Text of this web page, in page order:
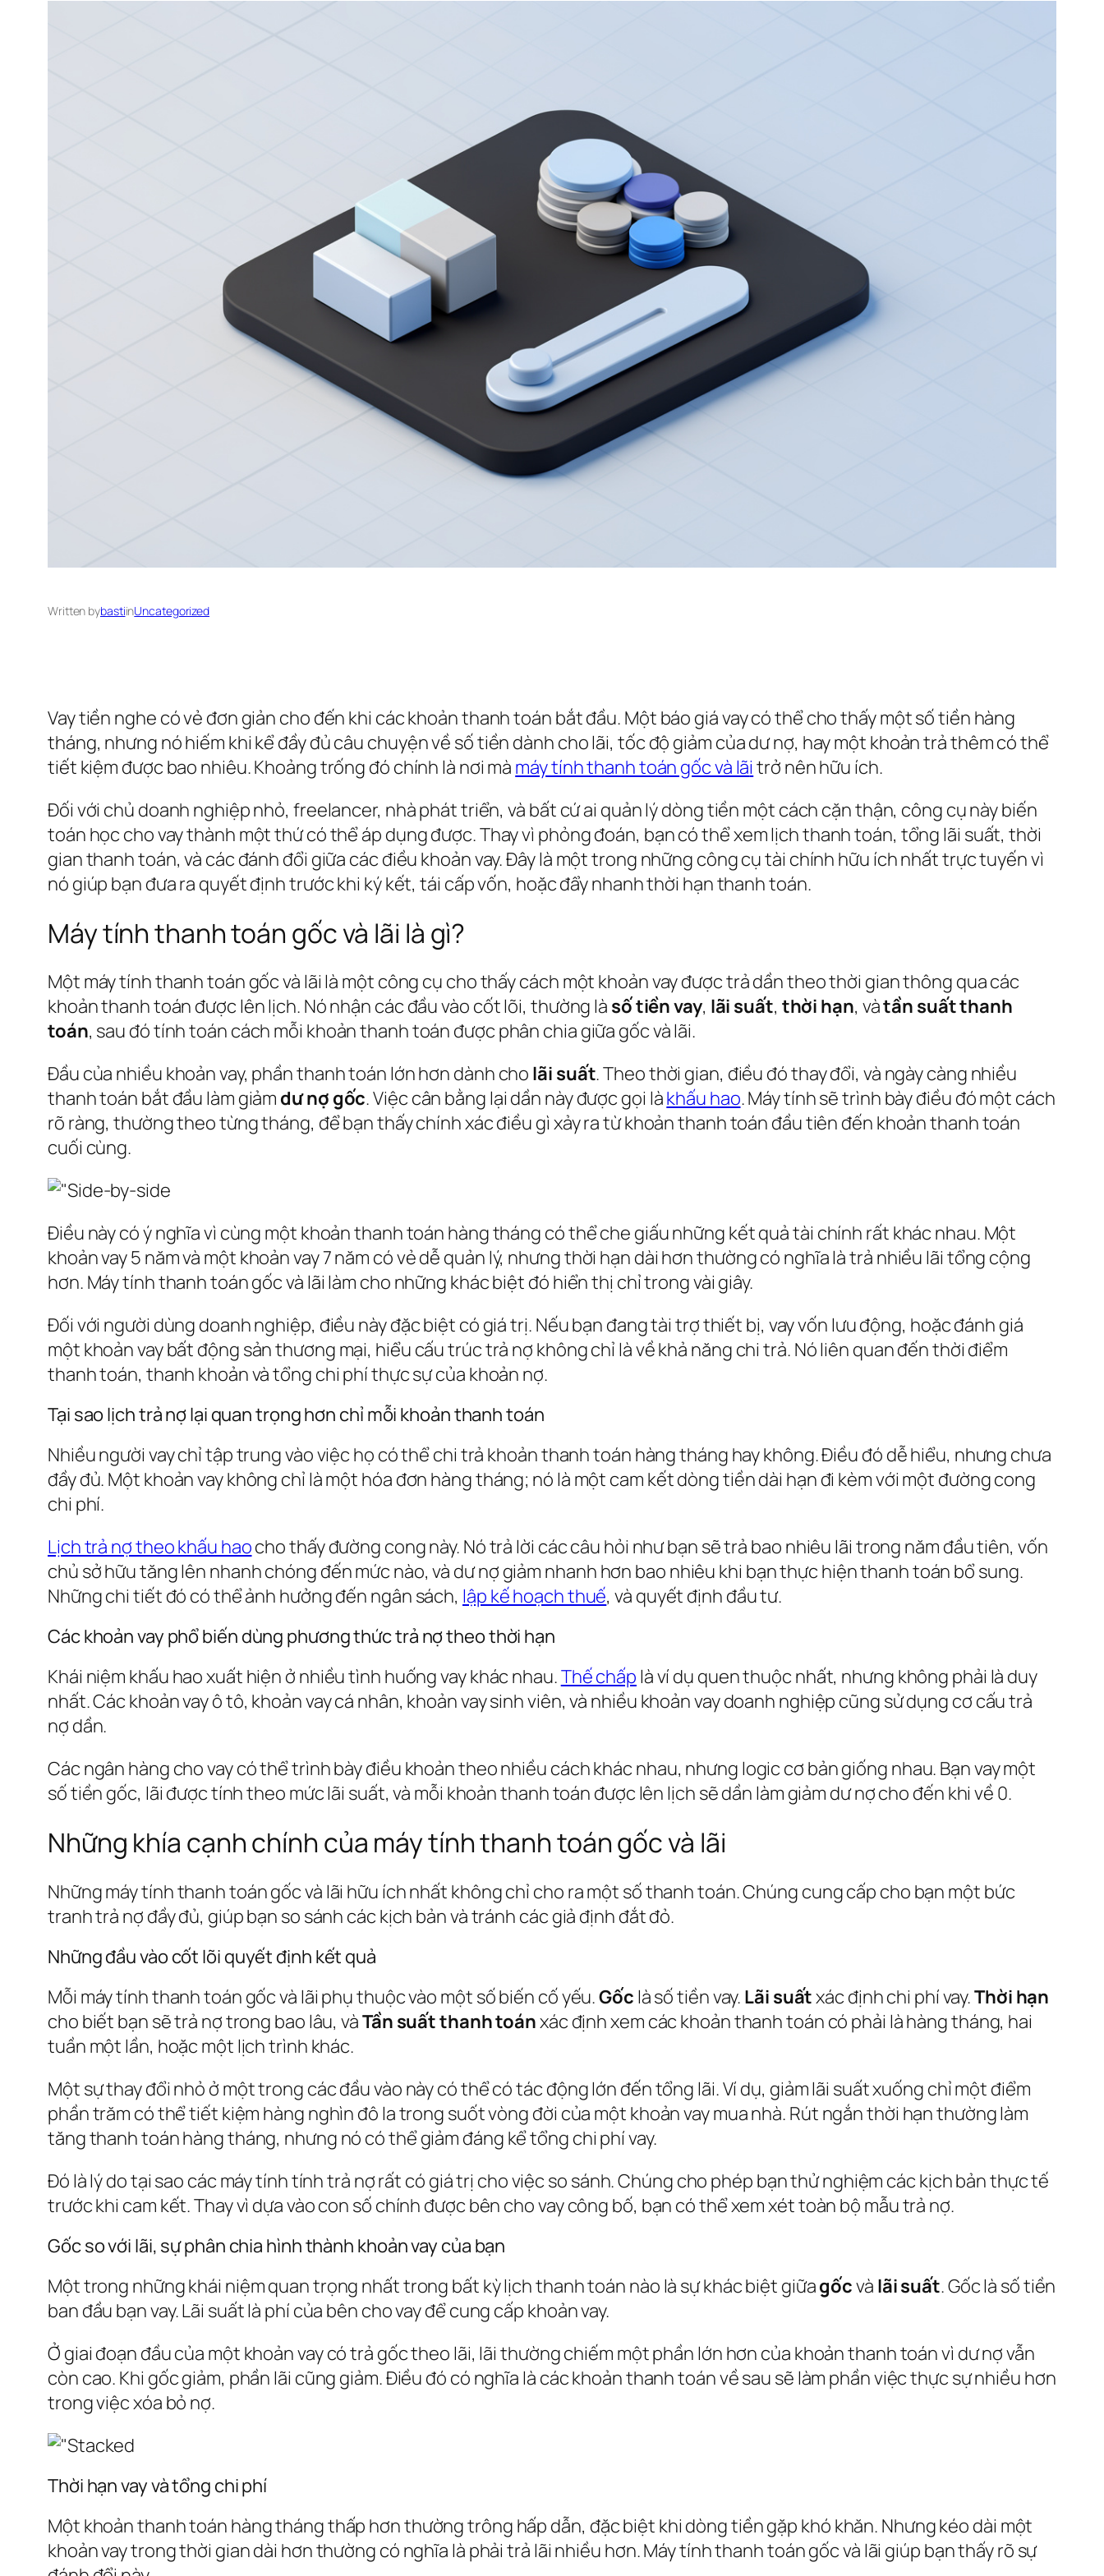
Written bybastiinUncategorized
Vay tiền nghe có vẻ đơn giản cho đến khi các khoản thanh toán bắt đầu. Một báo giá vay có thể cho thấy một số tiền hàng
tháng, nhưng nó hiếm khi kể đầy đủ câu chuyện về số tiền dành cho lãi, tốc độ giảm của dư nợ, hay một khoản trả thêm có thể
tiết kiệm được bao nhiêu. Khoảng trống đó chính là nơi mà máy tính thanh toán gốc và lãi trở nên hữu ích.
Đối với chủ doanh nghiệp nhỏ, freelancer, nhà phát triển, và bất cứ ai quản lý dòng tiền một cách cặn thận, công cụ này biến
toán học cho vay thành một thứ có thể áp dụng được. Thay vì phỏng đoán, bạn có thể xem lịch thanh toán, tổng lãi suất, thời
gian thanh toán, và các đánh đổi giữa các điều khoản vay. Đây là một trong những công cụ tài chính hữu ích nhất trực tuyến vì
nó giúp bạn đưa ra quyết định trước khi ký kết, tái cấp vốn, hoặc đẩy nhanh thời hạn thanh toán.
Máy tính thanh toán gốc và lãi là gì?
Một máy tính thanh toán gốc và lãi là một công cụ cho thấy cách một khoản vay được trả dần theo thời gian thông qua các
khoản thanh toán được lên lịch. Nó nhận các đầu vào cốt lõi, thường là số tiền vay, lãi suất, thời hạn, vàtần suất thanh
toán, sau đó tính toán cách mỗi khoản thanh toán được phân chia giữa gốc và lãi.
Đầu của nhiều khoản vay, phần thanh toán lớn hơn dành cho lãi suất. Theo thời gian, điều đó thay đổi, và ngày càng nhiều
thanh toán bắt đầu làm giảm dư nợ gốc. Việc cân bằng lại dần này được gọi làkhấu hao. Máy tính sẽ trình bày điều đó một cách
rõ ràng, thường theo từng tháng, để bạn thấy chính xác điều gì xảy ra từ khoản thanh toán đầu tiên đến khoản thanh toán
cuối cùng.
Điều này có ý nghĩa vì cùng một khoản thanh toán hàng tháng có thể che giấu những kết quả tài chính rất khác nhau. Một
khoản vay 5 năm và một khoản vay 7 năm có vẻ dễ quản lý, nhưng thời hạn dài hơn thường có nghĩa là trả nhiều lãi tổng cộng
hơn. Máy tính thanh toán gốc và lãi làm cho những khác biệt đó hiển thị chỉ trong vài giây.
Đối với người dùng doanh nghiệp, điều này đặc biệt có giá trị. Nếu bạn đang tài trợ thiết bị, vay vốn lưu động, hoặc đánh giá
một khoản vay bất động sản thương mại, hiểu cấu trúc trả nợ không chỉ là về khả năng chi trả. Nó liên quan đến thời điểm
thanh toán, thanh khoản và tổng chi phí thực sự của khoản nợ.
Tại sao lịch trả nợ lại quan trọng hơn chỉ mỗi khoản thanh toán
Nhiều người vay chỉ tập trung vào việc họ có thể chi trả khoản thanh toán hàng tháng hay không. Điều đó dễ hiểu, nhưng chưa
đầy đủ. Một khoản vay không chỉ là một hóa đơn hàng tháng; nó là một cam kết dòng tiền dài hạn đi kèm với một đường cong
chi phí.
Lịch trả nợ theo khấu haocho thấy đường cong này. Nó trả lời các câu hỏi như bạn sẽ trả bao nhiêu lãi trong năm đầu tiên, vốn
chủ sở hữu tăng lên nhanh chóng đến mức nào, và dư nợ giảm nhanh hơn bao nhiêu khi bạn thực hiện thanh toán bổ sung.
Những chi tiết đó có thể ảnh hưởng đến ngân sách, lập kế hoạch thuế, và quyết định đầu tư.
Các khoản vay phổ biến dùng phương thức trả nợ theo thời hạn
Khái niệm khấu hao xuất hiện ở nhiều tình huống vay khác nhau.Thế chấp là ví dụ quen thuộc nhất, nhưng không phải là duy
nhất. Các khoản vay ô tô, khoản vay cá nhân, khoản vay sinh viên, và nhiều khoản vay doanh nghiệp cũng sử dụng cơ cấu trả
nợ dần.
Các ngân hàng cho vay có thể trình bày điều khoản theo nhiều cách khác nhau, nhưng logic cơ bản giống nhau. Bạn vay một
số tiền gốc, lãi được tính theo mức lãi suất, và mỗi khoản thanh toán được lên lịch sẽ dần làm giảm dư nợ cho đến khi về 0.
Những khía cạnh chính của máy tính thanh toán gốc và lãi
Những máy tính thanh toán gốc và lãi hữu ích nhất không chỉ cho ra một số thanh toán. Chúng cung cấp cho bạn một bức
tranh trả nợ đầy đủ, giúp bạn so sánh các kịch bản và tránh các giả định đắt đỏ.
Những đầu vào cốt lõi quyết định kết quả
Mỗi máy tính thanh toán gốc và lãi phụ thuộc vào một số biến cố yếu.Gốc là số tiền vay. Lãi suấtxác định chi phí vay.Thời hạn
cho biết bạn sẽ trả nợ trong bao lâu, vàTần suất thanh toánxác định xem các khoản thanh toán có phải là hàng tháng, hai
tuần một lần, hoặc một lịch trình khác.
Một sự thay đổi nhỏ ở một trong các đầu vào này có thể có tác động lớn đến tổng lãi. Ví dụ, giảm lãi suất xuống chỉ một điểm
phần trăm có thể tiết kiệm hàng nghìn đô la trong suốt vòng đời của một khoản vay mua nhà. Rút ngắn thời hạn thường làm
tăng thanh toán hàng tháng, nhưng nó có thể giảm đáng kể tổng chi phí vay.
Đó là lý do tại sao các máy tính tính trả nợ rất có giá trị cho việc so sánh. Chúng cho phép bạn thử nghiệm các kịch bản thực tế
trước khi cam kết. Thay vì dựa vào con số chính được bên cho vay công bố, bạn có thể xem xét toàn bộ mẫu trả nợ.
Gốc so với lãi, sự phân chia hình thành khoản vay của bạn
Một trong những khái niệm quan trọng nhất trong bất kỳ lịch thanh toán nào là sự khác biệt giữagốcvà lãi suất. Gốc là số tiền
ban đầu bạn vay. Lãi suất là phí của bên cho vay để cung cấp khoản vay.
Ở giai đoạn đầu của một khoản vay có trả gốc theo lãi, lãi thường chiếm một phần lớn hơn của khoản thanh toán vì dư nợ vẫn
còn cao. Khi gốc giảm, phần lãi cũng giảm. Điều đó có nghĩa là các khoản thanh toán về sau sẽ làm phần việc thực sự nhiều hơn
trong việc xóa bỏ nợ.
Thời hạn vay và tổng chi phí
Một khoản thanh toán hàng tháng thấp hơn thường trông hấp dẫn, đặc biệt khi dòng tiền gặp khó khăn. Nhưng kéo dài một
khoản vay trong thời gian dài hơn thường có nghĩa là phải trả lãi nhiều hơn. Máy tính thanh toán gốc và lãi giúp bạn thấy rõ sự